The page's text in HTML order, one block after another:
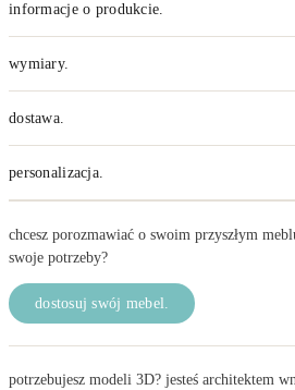
informacje o produkcie.
wymiary.
dostawa.
personalizacja.
chcesz porozmawiać o swoim przyszłym
swoje potrzeby?
dostosuj swój mebel.
potrzebujesz modeli 3D? jesteś architektem